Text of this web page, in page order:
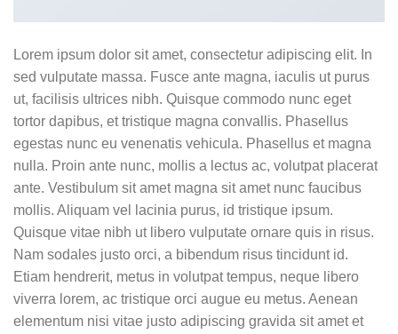
Lorem ipsum dolor sit amet, consectetur adipiscing elit. In
sed vulputate massa. Fusce ante magna, iaculis ut purus
ut, facilisis ultrices nibh. Quisque commodo nunc eget
tortor dapibus, et tristique magna convallis. Phasellus
egestas nunc eu venenatis vehicula. Phasellus et magna
nulla. Proin ante nunc, mollis a lectus ac, volutpat placerat
ante. Vestibulum sit amet magna sit amet nunc faucibus
mollis. Aliquam vel lacinia purus, id tristique ipsum.
Quisque vitae nibh ut libero vulputate ornare quis in risus.
Nam sodales justo orci, a bibendum risus tincidunt id.
Etiam hendrerit, metus in volutpat tempus, neque libero
viverra lorem, ac tristique orci augue eu metus. Aenean
elementum nisi vitae justo adipiscing gravida sit amet et